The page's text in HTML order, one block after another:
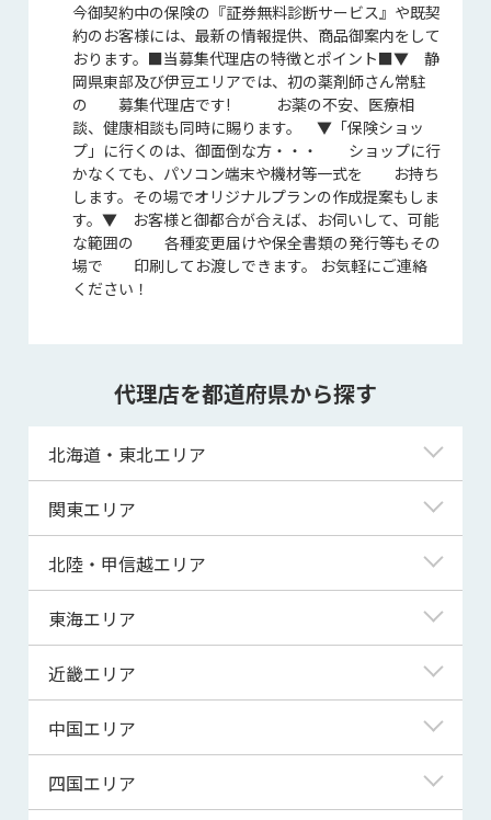
今御契約中の保険の『証券無料診断サービス』や既契
約のお客様には、最新の情報提供、商品御案内をして
おります。■当募集代理店の特徴とポイント■▼ 静
岡県東部及び伊豆エリアでは、初の薬剤師さん常駐
の 募集代理店です! お薬の不安、医療相
談、健康相談も同時に賜ります。 ▼「保険ショッ
プ」に行くのは、御面倒な方・・・ ショップに行
かなくても、パソコン端末や機材等一式を お持ち
します。その場でオリジナルプランの作成提案もしま
す。▼ お客様と御都合が合えば、お伺いして、可能
な範囲の 各種変更届けや保全書類の発行等もその
場で 印刷してお渡しできます。 お気軽にご連絡
ください！
代理店を都道府県から探す
北海道・東北エリア
北海道
青森県
宮城県
秋田県
山形県
関東エリア
東京都
神奈川県
埼玉県
千葉県
茨城県
群馬県
北陸・甲信越エリア
新潟県
富山県
福井県
山梨県
東海エリア
岐阜県
静岡県
近畿エリア
滋賀県
京都府
中国エリア
鳥取県
四国エリア